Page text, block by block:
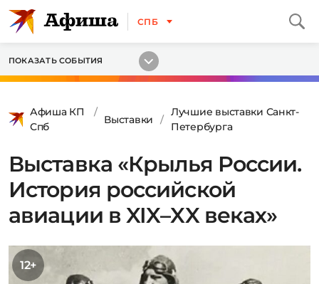
СПБ
ПОКАЗАТЬ СОБЫТИЯ
Афиша КП
Спб
Выставки
Лучшие выставки Санкт-
Петербурга
Выставка «Крылья России.
История российской
авиации в XIX–XX веках»
12+